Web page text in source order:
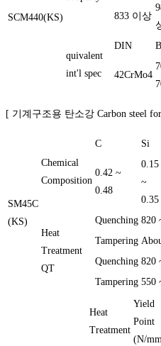
SCM440(KS) 833 이상
quivalent
int'l spec
DIN
42CrMo4
[ 기계구조용 탄소강 Carbon steel
SM45C
(KS)
Chemical
Composition
C Si
0.42 ~
0.48
0.15
~
0.35
Heat
Treatment
QT
Quenching 820
Tampering
Quenching 820
Tampering 550
Heat
Treatment
Yield
Point
(N/